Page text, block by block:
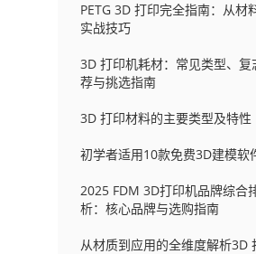
PETG 3D 打印完全指南：从材
实战技巧
3D 打印机耗材：常见类型、复
荐与挑选指南
3D 打印材料的主要类型及特性
初学者适用10款免费3D建模软
2025 FDM 3D打印机品牌综合
析：核心品牌与选购指南
从材质到应用的全维度解析3D